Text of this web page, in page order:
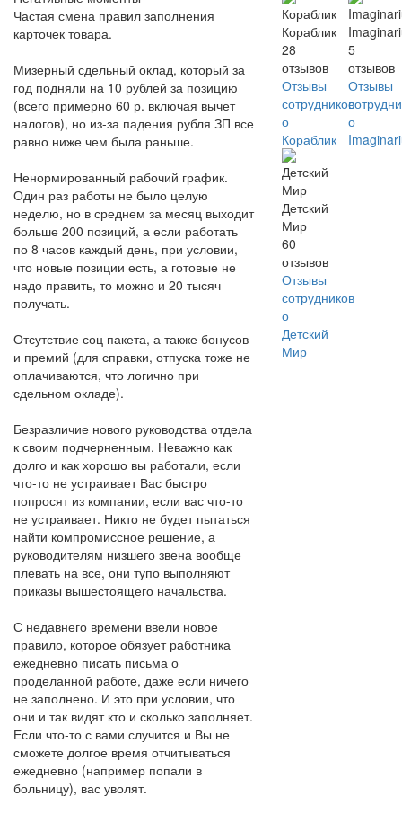
Частая смена правил заполнения
карточек товара.
Мизерный сдельный оклад, который за
год подняли на 10 рублей за позицию
(всего примерно 60 р. включая вычет
налогов), но из-за падения рубля ЗП все
равно ниже чем была раньше.
Ненормированный рабочий график.
Один раз работы не было целую
неделю, но в среднем за месяц выходит
больше 200 позиций, а если работать
по 8 часов каждый день, при условии,
что новые позиции есть, а готовые не
надо править, то можно и 20 тысяч
получать.
Отсутствие соц пакета, а также бонусов
и премий (для справки, отпуска тоже не
оплачиваются, что логично при
сдельном окладе).
Безразличие нового руководства отдела
к своим подчерненным. Неважно как
долго и как хорошо вы работали, если
что-то не устраивает Вас быстро
попросят из компании, если вас что-то
не устраивает. Никто не будет пытаться
найти компромиссное решение, а
руководителям низшего звена вообще
плевать на все, они тупо выполняют
приказы вышестоящего начальства.
С недавнего времени ввели новое
правило, которое обязует работника
ежедневно писать письма о
проделанной работе, даже если ничего
не заполнено. И это при условии, что
они и так видят кто и сколько заполняет.
Если что-то с вами случится и Вы не
сможете долгое время отчитываться
ежедневно (например попали в
больницу), вас уволят.
Кораблик
28
отзывов
Отзывы
сотрудников
о
Кораблик
5
отзывов
Отзывы
о
Детский
Мир
60
отзывов
Отзывы
сотрудников
о
Детский
Мир